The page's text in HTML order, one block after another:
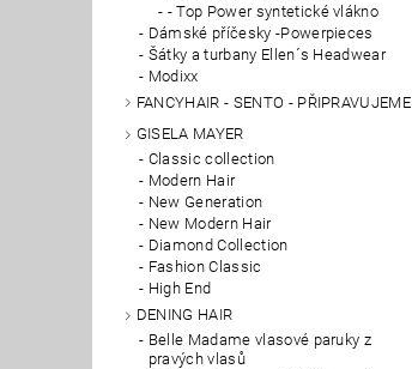
- Top Power syntetické vlákno
Dámské příčesky -Powerpieces
Šátky a turbany Ellen´s Headwear
Modixx
FANCYHAIR - SENTO - PŘIPRAVUJEME
GISELA MAYER
Classic collection
Modern Hair
New Generation
New Modern Hair
Diamond Collection
Fashion Classic
High End
DENING HAIR
Belle Madame vlasové paruky z
pravých vlasů